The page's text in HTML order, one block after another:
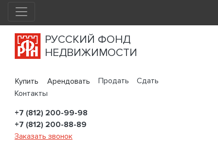
РУССКИЙ ФОНД
НЕДВИЖИМОСТИ
Купить Арендовать Продать
Сдать
Контакты
+7 (812) 200-99-98
+7 (812) 200-88-89
Заказать звонок